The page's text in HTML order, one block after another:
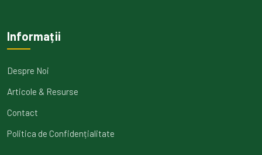
Informații
Despre Noi
Articole & Resurse
Contact
Politica de Confidențialitate